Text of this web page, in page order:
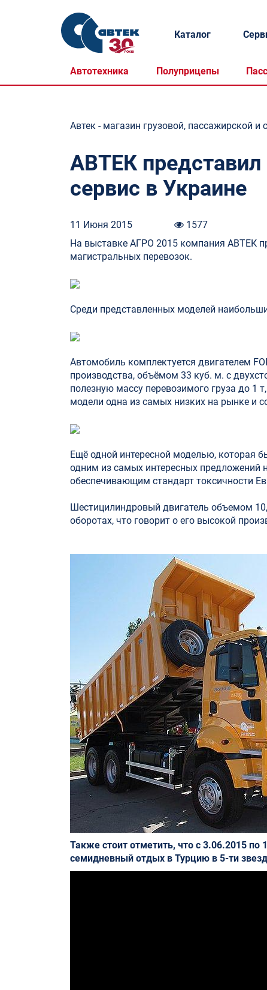
Каталог
Автотехника Полуприцепы
Автек - магазин грузовой, пассажирской и
АВТЕК
сервис в Украине
11 Июня 2015
1577
На выставке АГРО 2015 компания АВТЕК
магистральных перевозок.
Среди представленных моделей
Автомобиль комплектуется двигателем
производства, объёмом 33 куб. м. c
полезную массу перевозимого груза до
модели одна из самых низких на рынке и
Ещё одной интересной моделью, которая
одним из самых интересных
обеспечивающим стандарт токсичности
Шестицилиндровый двигатель объемом
оборотах, что говорит о его высокой
Также стоит отметить, что с 3.06.2015
семидневный отдых в Турцию в 5-ти